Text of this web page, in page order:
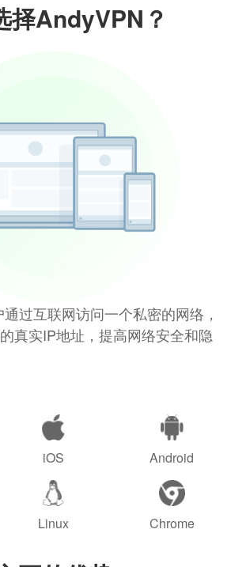
择AndyVPN？
过互联网访问一个私密的网络，
真实IP地址，提高网络安全和隐
iOS Android
Linux Chrome